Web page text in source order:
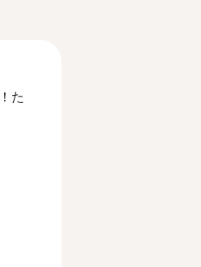
た